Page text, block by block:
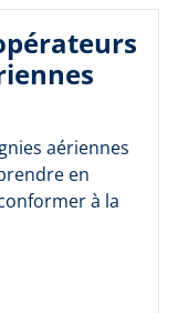
aériennes
en
à la